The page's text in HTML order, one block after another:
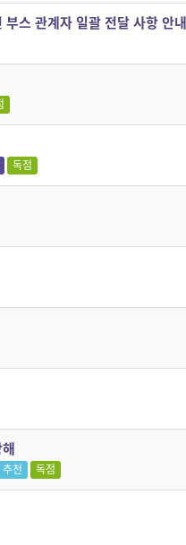
스 관계자 일괄 전달 사항 안내
독점
추천 독점